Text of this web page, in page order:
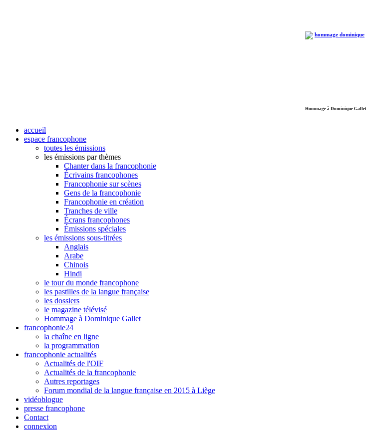
Hommage à Dominique Gallet
accueil
espace francophone
toutes les émissions
les émissions par thèmes
Chanter dans la francophonie
Écrivains francophones
Francophonie sur scènes
Gens de la francophonie
Francophonie en création
Tranches de ville
Écrans francophones
Émissions spéciales
les émissions sous-titrées
Anglais
Arabe
Chinois
Hindi
le tour du monde francophone
les pastilles de la langue française
les dossiers
le magazine télévisé
Hommage à Dominique Gallet
francophonie24
la chaîne en ligne
la programmation
francophonie actualités
Actualités de l'OIF
Actualités de la francophonie
Autres reportages
Forum mondial de la langue française en 2015 à Liège
vidéoblogue
presse francophone
Contact
connexion